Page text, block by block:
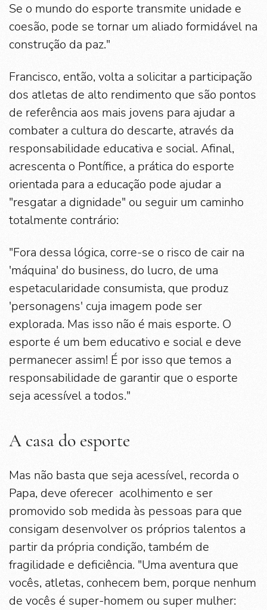
Se o mundo do esporte transmite unidade e
coesão, pode se tornar um aliado formidável na
construção da paz."
Francisco, então, volta a solicitar a participação
dos atletas de alto rendimento que são pontos
de referência aos mais jovens para ajudar a
combater a cultura do descarte, através da
responsabilidade educativa e social. Afinal,
acrescenta o Pontífice, a prática do esporte
orientada para a educação pode ajudar a
"resgatar a dignidade" ou seguir um caminho
totalmente contrário:
"Fora dessa lógica, corre-se o risco de cair na
'máquina' do business, do lucro, de uma
espetacularidade consumista, que produz
'personagens' cuja imagem pode ser
explorada. Mas isso não é mais esporte. O
esporte é um bem educativo e social e deve
permanecer assim! É por isso que temos a
responsabilidade de garantir que o esporte
seja acessível a todos."
A casa do esporte
Mas não basta que seja acessível, recorda o
Papa, deve oferecer acolhimento e ser
promovido sob medida às pessoas para que
consigam desenvolver os próprios talentos a
partir da própria condição, também de
fragilidade e deficiência. "Uma aventura que
vocês, atletas, conhecem bem, porque nenhum
de vocês é super-homem ou super mulher: